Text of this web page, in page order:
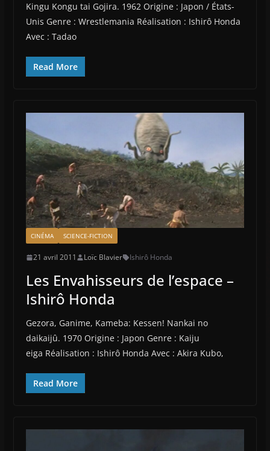
Kingu Kongu tai Gojira. 1962 Origine : Japon / États-
Unis Genre : Wrestlemania Réalisation : Ishirô Honda
Avec : Tadao
Read More
CINÉMA SCIENCE-FICTION
21 avril 2011 Loïc Blavier Ishirô Honda
Les Envahisseurs de l’espace –
Ishirô Honda
Gezora, Ganime, Kameba: Kessen! Nankai no
daikaijû. 1970 Origine : Japon Genre : Kaiju
eiga Réalisation : Ishirô Honda Avec : Akira Kubo,
Read More